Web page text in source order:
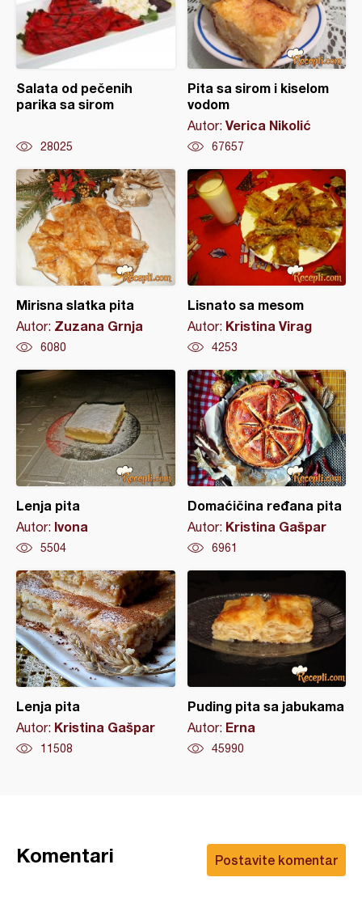
Salata od pečenih
parika sa sirom
28025
Pita sa sirom i kiselom
vodom
Autor: Verica Nikolić
67657
Mirisna slatka pita
Autor: Zuzana Grnja
6080
Lisnato sa mesom
Autor: Kristina Virag
4253
Lenja pita
Autor: Ivona
5504
Domaćičina ređana pita
Autor: Kristina Gašpar
6961
Lenja pita
Autor: Kristina Gašpar
11508
Puding pita sa jabukama
Autor: Erna
45990
Postavite komentar
Komentari